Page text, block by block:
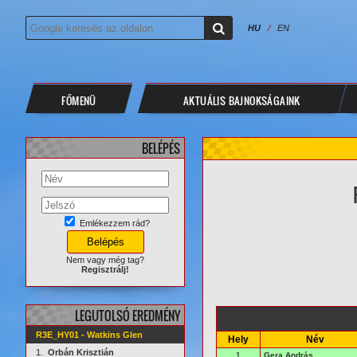
HU / EN
FŐMENÜ AKTUÁLIS BAJNOKSÁGAINK
Hely Név
1 Gera András
BELÉPÉS
Emlékezzem rád?
Nem vagy még tag?
Regisztrálj!
LEGUTOLSÓ EREDMÉNY
R3E_HY01 - Watkins Glen
1. Orbán Krisztián